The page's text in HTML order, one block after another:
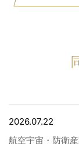
2026.07.22
航空宇宙・防衛